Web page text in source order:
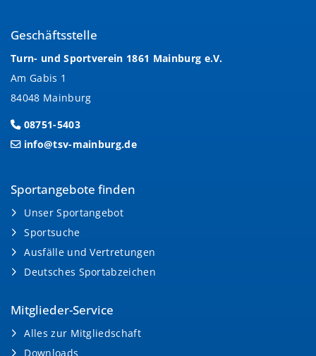
Geschäftsstelle
Turn- und Sportverein 1861 Mainburg e.V.
Am Gabis 1
84048 Mainburg
08751-5403
info@tsv-mainburg.de
Sportangebote finden
Unser Sportangebot
Sportsuche
Ausfälle und Vertretungen
Deutsches Sportabzeichen
Mitglieder-Service
Alles zur Mitgliedschaft
Downloads